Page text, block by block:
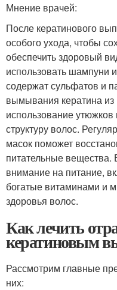
Мнение врачей:
После кератинового
особого ухода, чтобы
обеспечить здоровый
использовать шампуни
содержат сульфатов и
вымывания кератина из
использование
структуру волос.
масок поможет
питательные вещества.
внимание на питание,
богатые витаминами и
здоровья волос.
Как лечить
кератиновым
Рассмотрим главные
них: